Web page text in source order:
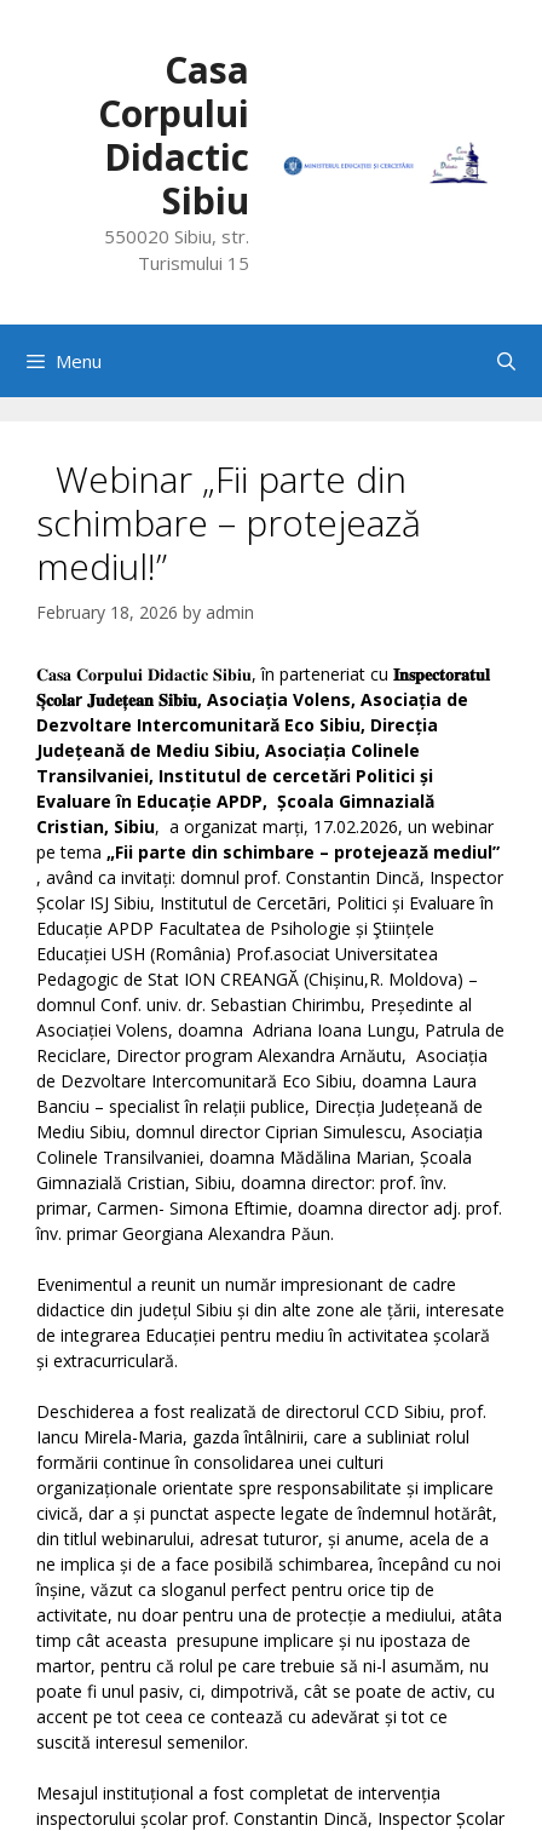
Casa
Corpului
Didactic
Sibiu
550020 Sibiu, str.
Turismului 15
Menu
Webinar „Fii parte din
schimbare – protejează
mediul!”
February 18, 2026 by admin
𝐂𝐚𝐬𝐚 𝐂𝐨𝐫𝐩𝐮𝐥𝐮𝐢 𝐃𝐢𝐝𝐚𝐜𝐭𝐢𝐜 𝐒𝐢𝐛𝐢𝐮, în parteneriat cu 𝐈𝐧𝐬𝐩𝐞𝐜𝐭𝐨𝐫𝐚𝐭𝐮𝐥
𝐒𝐜𝐨𝐥𝐚r 𝐉𝐮𝐝𝐞𝐭𝐞𝐚𝐧𝐒𝐢𝐛𝐢𝐮, Asociația Volens, Asociația de
Dezvoltare Intercomunitară Eco Sibiu, Direcția
Județeană de Mediu Sibiu, Asociația Colinele
Transilvaniei, Institutul de cercetări Politici și
Evaluare în Educație APDP, Școala Gimnazială
Cristian, Sibiu, a organizat marți, 17.02.2026, un webinar
pe tema „Fii parte din schimbare – protejează mediul”
, având ca invitați: domnul prof. Constantin Dincă, Inspector
Școlar ISJ Sibiu, Institutul de Cercetāri, Politici și Evaluare în
Educație APDP Facultatea de Psihologie și Ştiințele
Educației USH (România) Prof.asociat Universitatea
Pedagogicӑ de Stat ION CREANGӐ (Chișinӑu,R. Moldova) –
domnul Conf. univ. dr. Sebastian Chirimbu, Președinte al
Asociației Volens, doamna Adriana Ioana Lungu, Patrula de
Reciclare, Director program Alexandra Arnăutu, Asociația
de Dezvoltare Intercomunitară Eco Sibiu, doamna Laura
Banciu – specialist în relații publice, Direcția Județeană de
Mediu Sibiu, domnul director Ciprian Simulescu, Asociația
Colinele Transilvaniei, doamna Mădălina Marian, Școala
Gimnazială Cristian, Sibiu, doamna director: prof. înv.
primar, Carmen- Simona Eftimie, doamna director adj. prof.
înv. primar Georgiana Alexandra Păun.
Evenimentul a reunit un număr impresionant de cadre
didactice din județul Sibiu și din alte zone ale țării, interesate
de integrarea Educației pentru mediu în activitatea școlară
și extracurriculară.
Deschiderea a fost realizată de directorul CCD Sibiu, prof.
Iancu Mirela-Maria, gazda întâlnirii, care a subliniat rolul
formării continue în consolidarea unei culturi
organizaționale orientate spre responsabilitate și implicare
civică, dar a și punctat aspecte legate de îndemnul hotărât,
din titlul webinarului, adresat tuturor, și anume, acela de a
ne implica și de a face posibilă schimbarea, începând cu noi
înșine, văzut ca sloganul perfect pentru orice tip de
activitate, nu doar pentru una de protecție a mediului, atâta
timp cât aceasta presupune implicare și nu ipostaza de
martor, pentru că rolul pe care trebuie să ni-l asumăm, nu
poate fi unul pasiv, ci, dimpotrivă, cât se poate de activ, cu
accent pe tot ceea ce contează cu adevărat și tot ce
suscită interesul semenilor.
Mesajul instituțional a fost completat de intervenția
inspectorului școlar prof. Constantin Dincă, Inspector Școlar